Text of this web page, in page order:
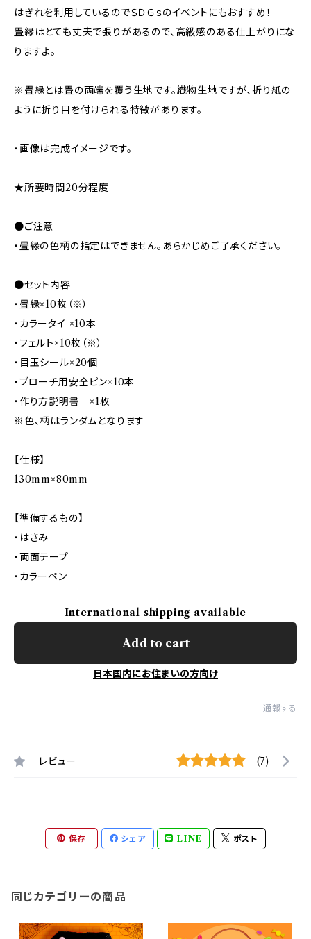
はぎれを利用しているのでＳＤＧｓのイベントにもおすすめ！
畳縁はとても丈夫で張りがあるので、高級感のある仕上がりにな
りますよ。
※畳縁とは畳の両端を覆う生地です。織物生地ですが、折り紙の
ように折り目を付けられる特徴があります。
・画像は完成イメージです。
★所要時間20分程度
●ご注意
・畳縁の色柄の指定はできません。あらかじめご了承ください。
●セット内容
・畳縁×10枚（※）
・カラータイ ×10本
・フェルト×10枚（※）
・目玉シール×20個
・ブローチ用安全ピン×10本
・作り方説明書 ×1枚
※色、柄はランダムとなります
【仕様】
130mm×80mm
【準備するもの】
・はさみ
・両面テープ
・カラーペン
International shipping available
Add to cart
日本国内にお住まいの方向け
通報する
レビュー (7)
保存 シェア LINE ポスト
同じカテゴリーの商品